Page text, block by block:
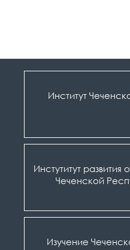
Институт
Инстутитут развития
Чеченской
Изучение